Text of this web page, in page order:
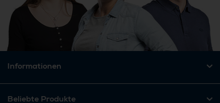
Informationen
Beliebte Produkte